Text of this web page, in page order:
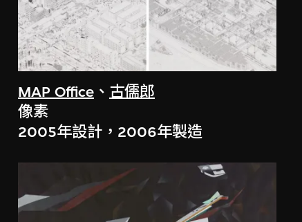
MAP Office 、 古儒郎
像素
2005年設計，2006年製造